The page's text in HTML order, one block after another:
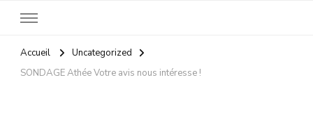
Accueil
Uncategorized
SONDAGE Athée Votre avis nous intéresse !